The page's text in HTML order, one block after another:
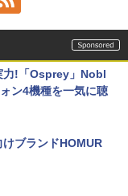
力!「Osprey」Nobl
ン4機種を一気に聴
ブランドHOMUR